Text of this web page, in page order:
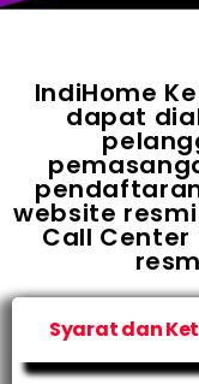
IndiHome
dapat
website
Call Center
Syarat dan